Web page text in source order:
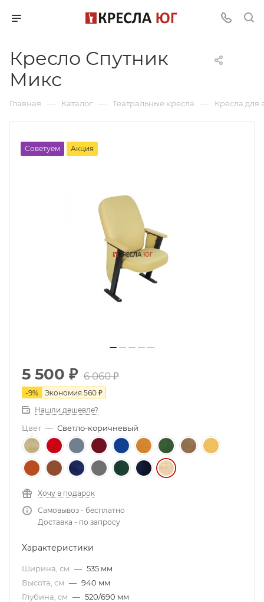
Кресло Спутник
Микс
Главная — Каталог — Театральные кресла — Кресла для
Советуем Акция
5 500 ₽ 6 060₽
-9% Экономия 560 ₽
Нашли дешевле?
Цвет — Светло-коричневый
Хочу в подарок
Самовывоз - бесплатно
Доставка - по запросу
Характеристики
Ширина, см — 535 мм
Высота, см — 940 мм
Глубина, см — 520/690 мм